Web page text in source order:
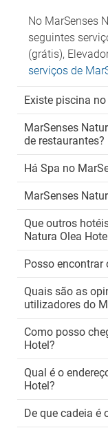
No MarSenses
seguintes
(grátis),
serviços de
Existe piscina
MarSenses
de restaurantes?
Há Spa no
MarSenses
Que outros
Natura Olea
Posso encontrar
Quais são as
utilizadores do
Como posso
Hotel?
Qual é o
Hotel?
De que cadeia é